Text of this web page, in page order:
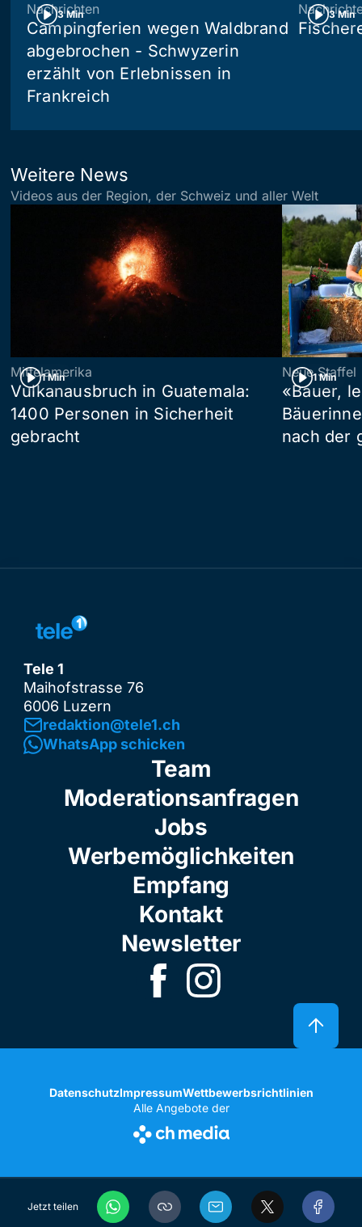
Jetzt teilen
3 Min
Nachrichten
Campingferien wegen Waldbrand
abgebrochen - Schwyzerin
erzählt von Erlebnissen in
Frankreich
3 Min
Weitere News
Videos aus der Region, der Schweiz und aller Welt
1 Min
Mittelamerika
Vulkanausbruch in Guatemala:
1400 Personen in Sicherheit
gebracht
1 Min
Neue Staffel
«Bauer,
nach der
Tele 1
Maihofstrasse 76
6006 Luzern
redaktion@tele1.ch
WhatsApp schicken
Team
Moderationsanfragen
Jobs
Werbemöglichkeiten
Empfang
Kontakt
Newsletter
DatenschutzImpressumWettbewerbsrichtlinien
Alle Angebote der